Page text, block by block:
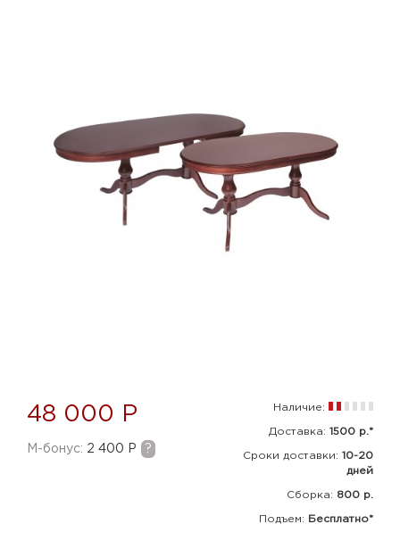
48 000 Р
M-бонус: 2 400 Р ?
Наличие:
Доставка: 1500 р.*
Сроки доставки: 10-20
дней
Сборка: 800 р.
Подъем: Бесплатно*